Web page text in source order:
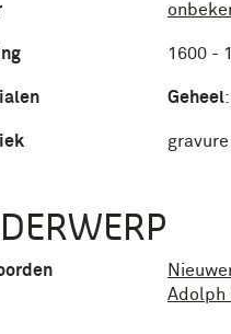
1600 -
Geheel:
gravure
Adolph